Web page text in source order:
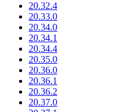
20.32.4
20.33.0
20.34.0
20.34.1
20.34.4
20.35.0
20.36.0
20.36.1
20.36.2
20.37.0